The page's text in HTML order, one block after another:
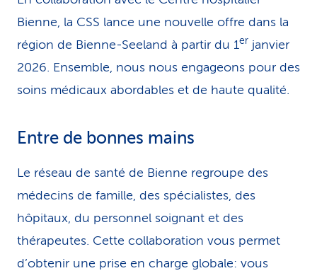
Bienne, la CSS lance une nouvelle offre dans la
région de Bienne-Seeland à partir du 1er janvier
2026. Ensemble, nous nous engageons pour des
soins médicaux abordables et de haute qualité.
Entre de bonnes mains
Le réseau de santé de Bienne regroupe des
médecins de famille, des spécialistes, des
hôpitaux, du personnel soignant et des
thérapeutes. Cette collaboration vous permet
d’obtenir une prise en charge globale: vous